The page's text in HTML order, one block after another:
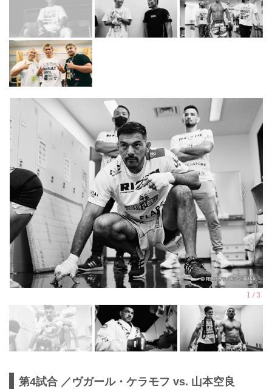
第4試合 ／ヴガール・ケラモフ vs. 山本空良